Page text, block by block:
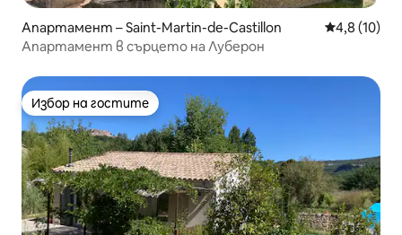
Апартамент – Saint-Martin-de-Castillon Средна
4,8 (10)
Апартамент в сърцето на Луберон
Избор на гостите
Избор на гостите